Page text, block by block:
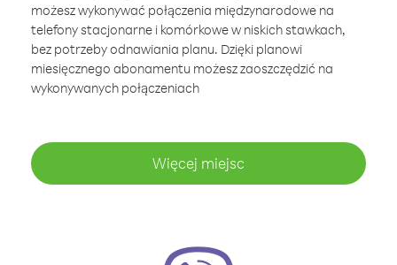
możesz wykonywać połączenia międzynarodowe na
telefony stacjonarne i komórkowe w niskich stawkach,
bez potrzeby odnawiania planu. Dzięki planowi
miesięcznego abonamentu możesz zaoszczędzić na
wykonywanych połączeniach
Więcej miejsc